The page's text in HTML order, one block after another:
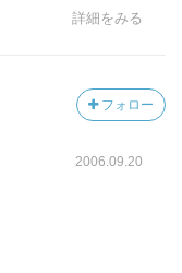
詳細をみる
フォロー
2006.09.20